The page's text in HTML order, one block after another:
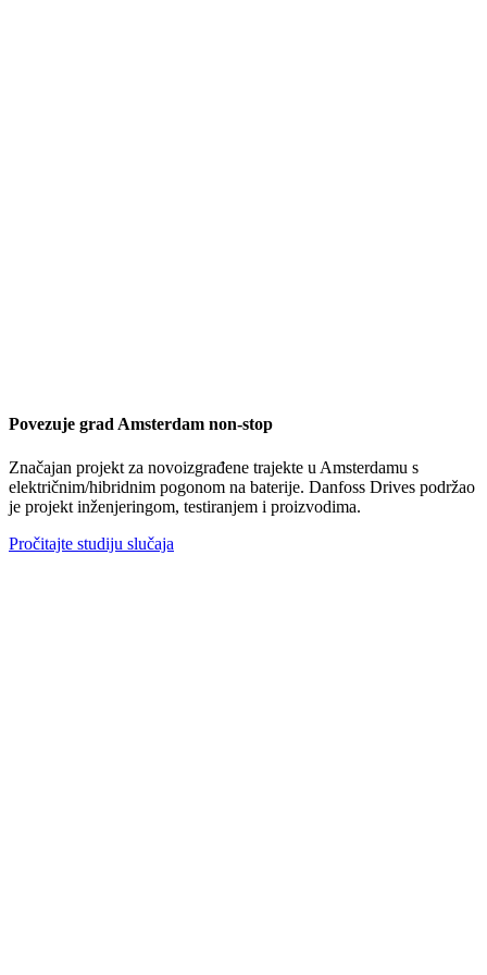
Povezuje grad Amsterdam non-stop
Značajan projekt za novoizgrađene trajekte u Amsterdamu s
električnim/hibridnim pogonom na baterije. Danfoss Drives podržao
je projekt inženjeringom, testiranjem i proizvodima.
Pročitajte studiju slučaja